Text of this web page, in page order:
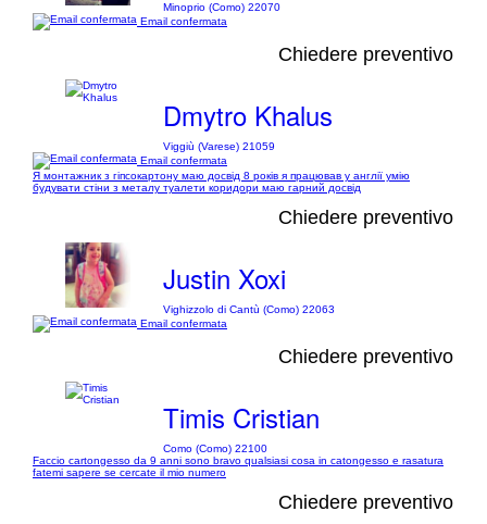
Minoprio (Como) 22070
Email confermata
Chiedere preventivo
Dmytro Khalus
Viggiù (Varese) 21059
Email confermata
Я монтажник з гіпсокартону маю досвід 8 років я працював у англії умію
будувати стіни з металу туалети коридори маю гарний досвід
Chiedere preventivo
Justin Xoxi
Vighizzolo di Cantù (Como) 22063
Email confermata
Chiedere preventivo
Timis Cristian
Como (Como) 22100
Faccio cartongesso da 9 anni sono bravo qualsiasi cosa in catongesso e rasatura
fatemi sapere se cercate il mio numero
Chiedere preventivo